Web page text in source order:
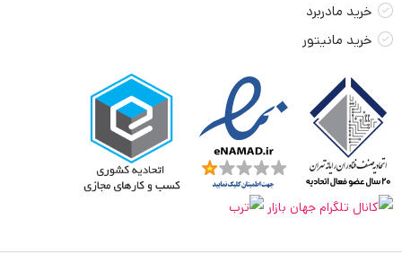
خرید مادربرد
خرید مانیتور